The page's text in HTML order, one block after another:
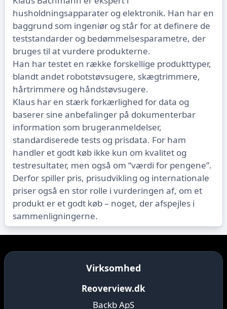
husholdningsapparater og elektronik. Han har en
baggrund som ingeniør og står for at definere de
teststandarder og bedømmelsesparametre, der
bruges til at vurdere produkterne.
Han har testet en række forskellige produkttyper,
blandt andet robotstøvsugere, skægtrimmere,
hårtrimmere og håndstøvsugere.
Klaus har en stærk forkærlighed for data og
baserer sine anbefalinger på dokumenterbar
information som brugeranmeldelser,
standardiserede tests og prisdata. For ham
handler et godt køb ikke kun om kvalitet og
testresultater, men også om “værdi for pengene”.
Derfor spiller pris, prisudvikling og internationale
priser også en stor rolle i vurderingen af, om et
produkt er et godt køb – noget, der afspejles i
sammenligningerne.
Virksomhed
Reoverview.dk
Backb ApS